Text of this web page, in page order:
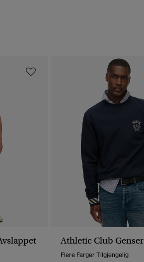
Athletic Club Genser
Flere Farger Tilgjengelig